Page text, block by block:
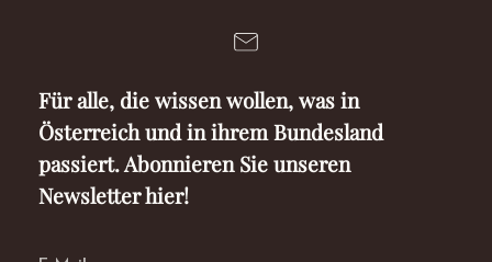
Für alle, die wissen wollen, was in
Österreich und in ihrem Bundesland
passiert. Abonnieren Sie unseren
Newsletter hier!